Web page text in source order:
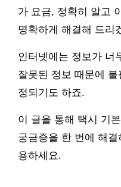
가 요금, 정확히 알고
명확하게 해결해 드리
인터넷에는 정보가 너
잘못된 정보 때문에
정되기도 하죠.
이 글을 통해 택시 기
궁금증을 한 번에 해
용하세요.